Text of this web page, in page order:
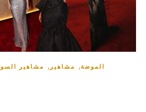
الموضة, مشاهير , مشاهير